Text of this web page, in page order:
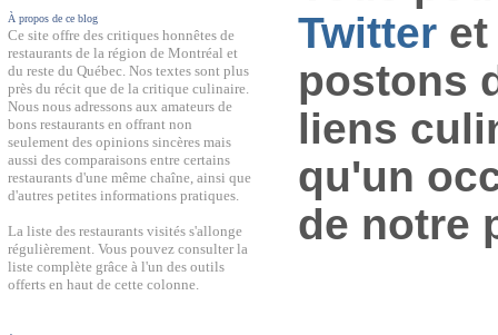
À propos de ce blog
Ce site offre des critiques honnêtes de
restaurants de la région de Montréal et
du reste du Québec. Nos textes sont plus
près du récit que de la critique culinaire.
Nous nous adressons aux amateurs de
bons restaurants en offrant non
seulement des opinions sincères mais
aussi des comparaisons entre certains
restaurants d'une même chaîne, ainsi que
d'autres petites informations pratiques.
La liste des restaurants visités s'allonge
régulièrement. Vous pouvez consulter la
liste complète grâce à l'un des outils
offerts en haut de cette colonne.
Twitter
postons
liens
qu'un
de notre